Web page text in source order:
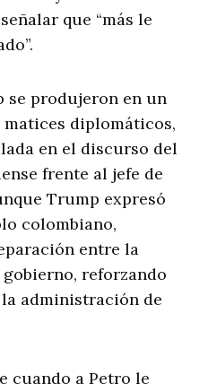
que “más le
se produjeron en un
diplomáticos,
en el discurso del
frente al jefe de
Trump expresó
colombiano,
entre la
reforzando
administración de
cuando a Petro le